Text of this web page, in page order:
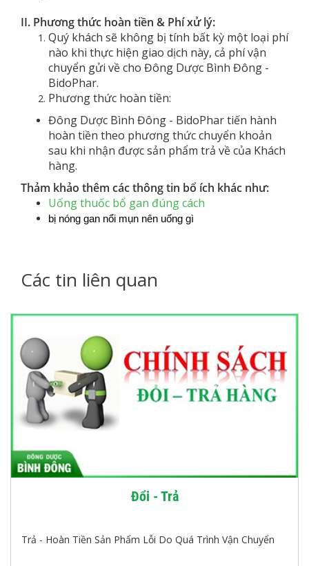
II. Phương thức hoàn tiền & Phí xử lý:
Quý khách sẽ không bị tính bất kỳ một loại phí
nào khi thực hiện giao dịch này, cả phí vận
chuyển gửi về cho Đông Dược Bình Đông -
BidoPhar.
Phương thức hoàn tiền:
Đông Dược Bình Đông - BidoPhar tiến hành
hoàn tiền theo phương thức chuyển khoản
sau khi nhận được sản phẩm trả về của Khách
hàng.
Thảm khảo thêm các thông tin bổ ích khác như:
Uống thuốc bổ gan đúng cách
bị nóng gan nổi mụn nên uống gì
Các tin liên quan
Đổi - Trả
Trả - Hoàn Tiền Sản Phẩm Lỗi Do Quá Trình Vận Chuyển